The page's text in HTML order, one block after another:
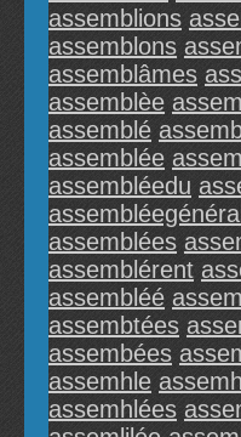
assemblions
assemblons
assemblâmes
assemblèe
assemblé
assemblée
assembléedu
assemblées
assemblérent
assembléé
assembtées
assembées
assemhle
assemhlées